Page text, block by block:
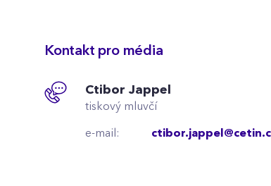
Kontakt pro média
Ctibor Jappel
tiskový mluvčí
e-mail: